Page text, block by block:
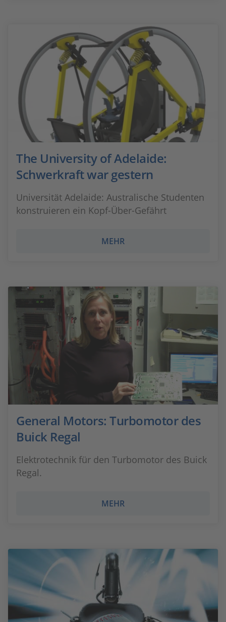
The University of Adelaide:
Schwerkraft war gestern
Universität Adelaide: Australische Studenten
konstruieren ein Kopf-Über-Gefährt
MEHR
General Motors: Turbomotor des
Buick Regal
Elektrotechnik für den Turbomotor des Buick
Regal.
MEHR